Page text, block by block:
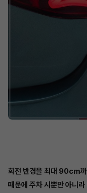
회전 반경을 최대 90cm까
때문에 주차 시뿐만 아니